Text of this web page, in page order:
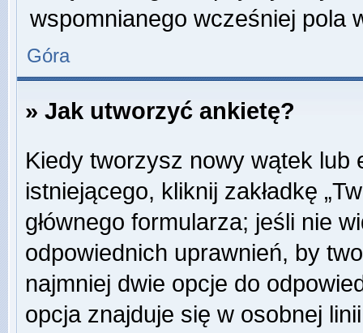
wspomnianego wcześniej pola
Góra
» Jak utworzyć ankietę?
Kiedy tworzysz nowy wątek lub
istniejącego, kliknij zakładkę
głównego formularza; jeśli nie
odpowiednich uprawnień, by
najmniej dwie opcje do
opcja znajduje się w osobnej